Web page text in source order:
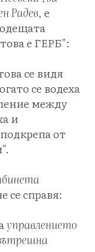
Радев, е
е ГЕРБ":
се видя
се водеха
между
и
от
се справя:
управлението